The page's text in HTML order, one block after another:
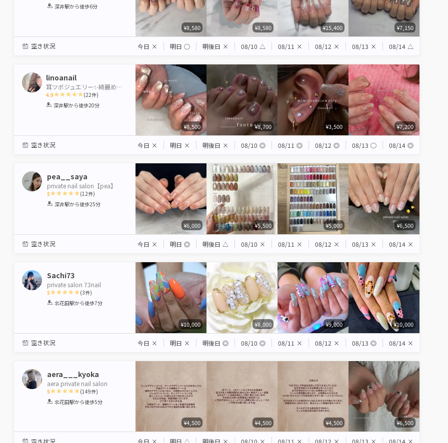
1 2 3 4 5
深井駅から徒歩6分
¥8,580 ¥8,580 ¥15,400 ¥7,150
空き状況 今日 × 明日 ◯ 明後日 × 08/10 △ 08/11 × 08/12 × 08/13 × 08/14 △
linoanail
耳ツボジュエリー✨綺麗めネイルができるsalon🩶
4.9
1 2 3 4 5
(22件)
深井駅から徒歩20分
¥8,500 ¥8,700 ¥3,500 ¥7,200
空き状況 今日 × 明日 × 明後日 × 08/10 ◎ 08/11 ◎ 08/12 ◎ 08/13 ◯ 08/14 ◎
pea__saya
private nail salon【pea】
5
1 2 3 4 5
(12件)
深井駅から徒歩25分
¥6,000 ¥5,500 ¥5,000 ¥6,500
空き状況 今日 × 明日 ◎ 明後日 △ 08/10 × 08/11 × 08/12 × 08/13 × 08/14 ×
Sachi73
private salon 73nail
5
1 2 3 4 5
(3件)
北花田駅から徒歩7分
¥10,000 ¥8,000 ¥9,000 ¥10,000
空き状況 今日 × 明日 × 明後日 ◎ 08/10 ◎ 08/11 × 08/12 × 08/13 ◎ 08/14 ×
aera___kyoka
aera private nail salon
5
1 2 3 4 5
(149件)
北花田駅から徒歩5分
¥4,500 ¥4,500 ¥4,500 ¥6,500
空き状況